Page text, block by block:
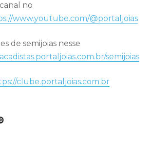
no
www.youtube.com/@portaljoias
de semijoias nesse
semijoias
clube.portaljoias.com.br